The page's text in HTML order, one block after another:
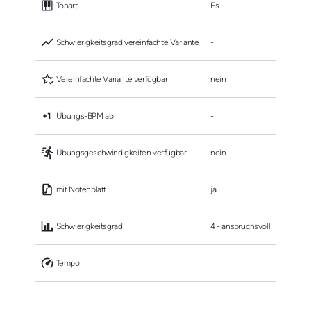
Tonart Es
Schwierigkeitsgrad vereinfachte Variante -
Vereinfachte Variante verfügbar nein
Übungs-BPM ab -
Übungsgeschwindigkeiten verfügbar nein
mit Notenblatt ja
Schwierigkeitsgrad 4 - anspruchsvoll
Tempo